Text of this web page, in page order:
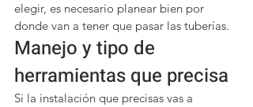
elegir, es necesario planear bien por
donde van a tener que pasar las tuberías.
Manejo y tipo de
herramientas que precisa
Si la instalación que precisas vas a